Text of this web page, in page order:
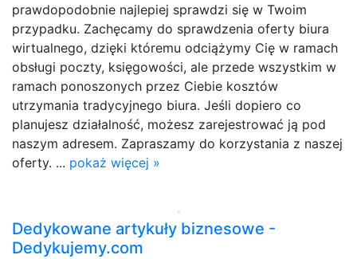
prawdopodobnie najlepiej sprawdzi się w Twoim
przypadku. Zachęcamy do sprawdzenia oferty biura
wirtualnego, dzięki któremu odciążymy Cię w ramach
obsługi poczty, księgowości, ale przede wszystkim w
ramach ponoszonych przez Ciebie kosztów
utrzymania tradycyjnego biura. Jeśli dopiero co
planujesz działalność, możesz zarejestrować ją pod
naszym adresem. Zapraszamy do korzystania z naszej
oferty. ... pokaż więcej »
Dedykowane artykuły biznesowe -
Dedykujemy.com